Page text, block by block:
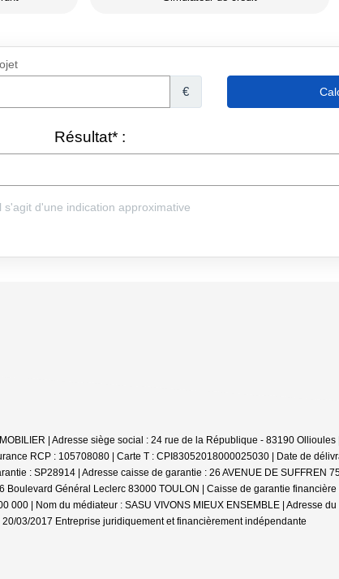
| Adresse siège social : 24 rue de la République - 83190
RCP : 105708080 | Carte T : CPI83052018000025030 | Date de
: SP28914 | Adresse caisse de garantie : 26 AVENUE DE SUFFREN
Général Leclerc 83000 TOULON | Caisse de garantie
| Nom du médiateur : SASU VIVONS MIEUX ENSEMBLE | Adresse
03/2017 Entreprise juridiquement et financièrement indépendante